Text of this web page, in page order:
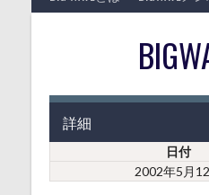
詳細
日付
2002年5月